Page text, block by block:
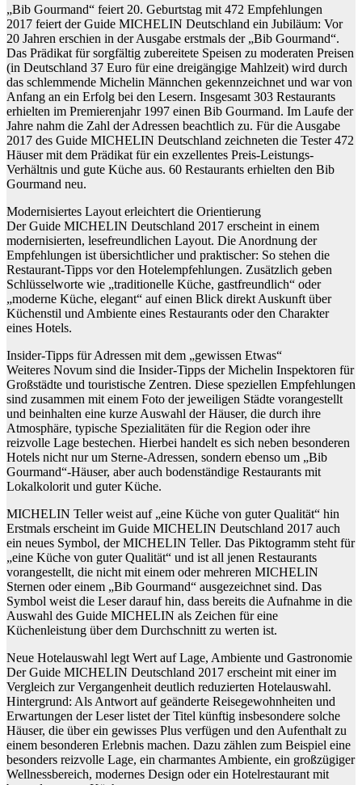
„Bib Gourmand“ feiert 20. Geburtstag mit 472 Empfehlungen
2017 feiert der Guide MICHELIN Deutschland ein Jubiläum: Vor
20 Jahren erschien in der Ausgabe erstmals der „Bib Gourmand“.
Das Prädikat für sorgfältig zubereitete Speisen zu moderaten Preisen
(in Deutschland 37 Euro für eine dreigängige Mahlzeit) wird durch
das schlemmende Michelin Männchen gekennzeichnet und war von
Anfang an ein Erfolg bei den Lesern. Insgesamt 303 Restaurants
erhielten im Premierenjahr 1997 einen Bib Gourmand. Im Laufe der
Jahre nahm die Zahl der Adressen beachtlich zu. Für die Ausgabe
2017 des Guide MICHELIN Deutschland zeichneten die Tester 472
Häuser mit dem Prädikat für ein exzellentes Preis-Leistungs-
Verhältnis und gute Küche aus. 60 Restaurants erhielten den Bib
Gourmand neu.
Modernisiertes Layout erleichtert die Orientierung
Der Guide MICHELIN Deutschland 2017 erscheint in einem
modernisierten, lesefreundlichen Layout. Die Anordnung der
Empfehlungen ist übersichtlicher und praktischer: So stehen die
Restaurant-Tipps vor den Hotelempfehlungen. Zusätzlich geben
Schlüsselworte wie „traditionelle Küche, gastfreundlich“ oder
„moderne Küche, elegant“ auf einen Blick direkt Auskunft über
Küchenstil und Ambiente eines Restaurants oder den Charakter
eines Hotels.
Insider-Tipps für Adressen mit dem „gewissen Etwas“
Weiteres Novum sind die Insider-Tipps der Michelin Inspektoren für
Großstädte und touristische Zentren. Diese speziellen Empfehlungen
sind zusammen mit einem Foto der jeweiligen Städte vorangestellt
und beinhalten eine kurze Auswahl der Häuser, die durch ihre
Atmosphäre, typische Spezialitäten für die Region oder ihre
reizvolle Lage bestechen. Hierbei handelt es sich neben besonderen
Hotels nicht nur um Sterne-Adressen, sondern ebenso um „Bib
Gourmand“-Häuser, aber auch bodenständige Restaurants mit
Lokalkolorit und guter Küche.
MICHELIN Teller weist auf „eine Küche von guter Qualität“ hin
Erstmals erscheint im Guide MICHELIN Deutschland 2017 auch
ein neues Symbol, der MICHELIN Teller. Das Piktogramm steht für
„eine Küche von guter Qualität“ und ist all jenen Restaurants
vorangestellt, die nicht mit einem oder mehreren MICHELIN
Sternen oder einem „Bib Gourmand“ ausgezeichnet sind. Das
Symbol weist die Leser darauf hin, dass bereits die Aufnahme in die
Auswahl des Guide MICHELIN als Zeichen für eine
Küchenleistung über dem Durchschnitt zu werten ist.
Neue Hotelauswahl legt Wert auf Lage, Ambiente und Gastronomie
Der Guide MICHELIN Deutschland 2017 erscheint mit einer im
Vergleich zur Vergangenheit deutlich reduzierten Hotelauswahl.
Hintergrund: Als Antwort auf geänderte Reisegewohnheiten und
Erwartungen der Leser listet der Titel künftig insbesondere solche
Häuser, die über ein gewisses Plus verfügen und den Aufenthalt zu
einem besonderen Erlebnis machen. Dazu zählen zum Beispiel eine
besonders reizvolle Lage, ein charmantes Ambiente, ein großzügiger
Wellnessbereich, modernes Design oder ein Hotelrestaurant mit